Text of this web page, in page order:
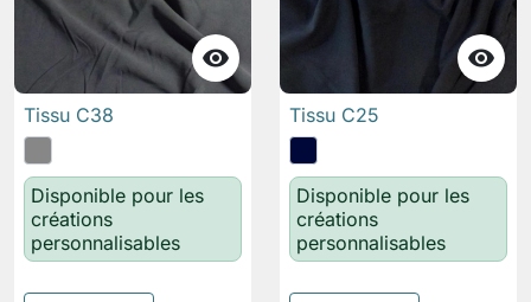

Tissu C38
Disponible pour les
créations
personnalisables

Tissu C25
Disponible pour les
créations
personnalisables